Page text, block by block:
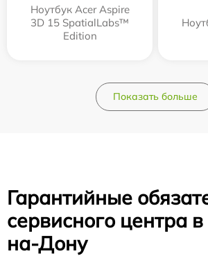
Ноутбук Acer Aspire
3D 15 SpatialLabs™
Edition
Показать больше
Гарантийные
сервисного центра
на-Дону